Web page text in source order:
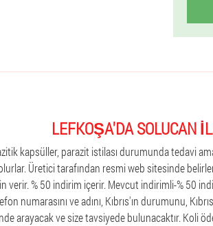
LEFKOŞA'DA SOLUCAN
kapsüller, parazit istilası durumunda tedavi
Üretici tarafından resmi web sitesinde
verir. % 50 indirim içerir. Mevcut indirimli-% 50
numarasını ve adını, Kıbrıs'ın durumunu,
arayacak ve size tavsiyede bulunacaktır. Koli